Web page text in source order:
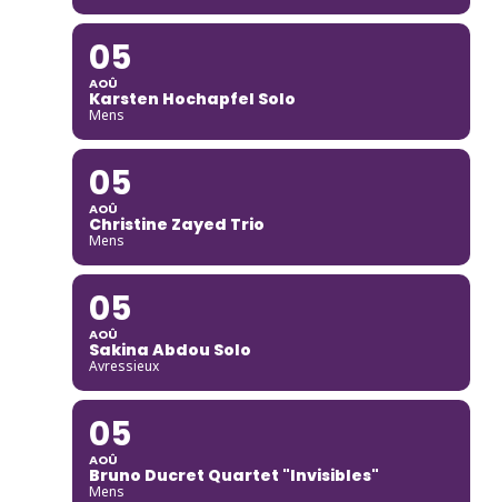
05
AOÛ
Karsten Hochapfel Solo
Mens
05
AOÛ
Christine Zayed Trio
Mens
05
AOÛ
Sakina Abdou Solo
Avressieux
05
AOÛ
Bruno Ducret Quartet "Invisibles"
Mens